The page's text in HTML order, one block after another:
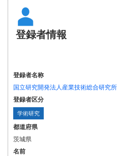
登録者情報
登録者名称
国立研究開発法人産業技術総合研究所
登録者区分
学術研究
都道府県
茨城県
名前